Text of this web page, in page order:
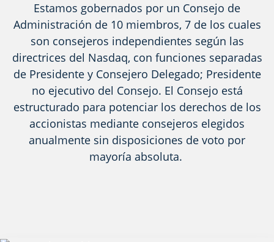
Estamos gobernados por un Consejo de
Administración de 10 miembros, 7 de los cuales
son consejeros independientes según las
directrices del Nasdaq, con funciones separadas
de Presidente y Consejero Delegado; Presidente
no ejecutivo del Consejo. El Consejo está
estructurado para potenciar los derechos de los
accionistas mediante consejeros elegidos
anualmente sin disposiciones de voto por
mayoría absoluta.